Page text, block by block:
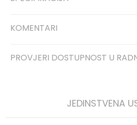
KOMENTARI
PROVJERI DOSTUPNOST U
JEDINSTVENA